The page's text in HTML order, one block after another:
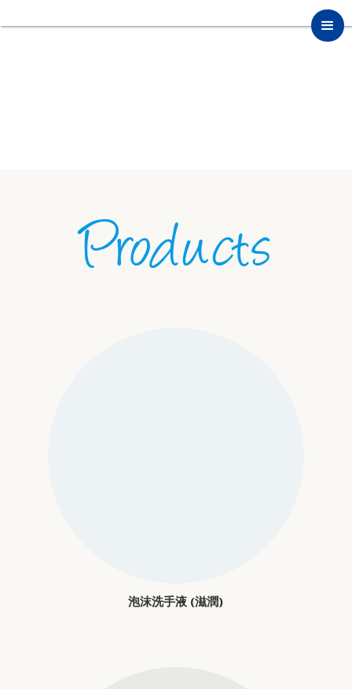
Products
泡沫洗手液 (滋潤)